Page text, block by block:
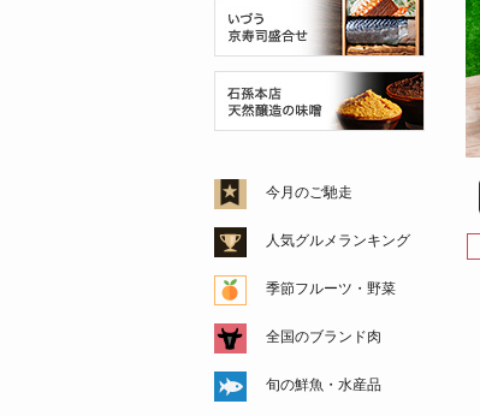
今月のご馳走
人気グルメランキング
季節フルーツ・野菜
全国のブランド肉
旬の鮮魚・水産品